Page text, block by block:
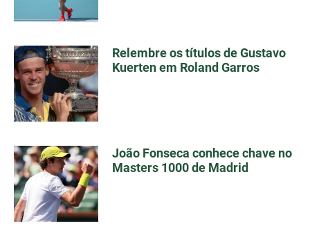
Relembre os títulos de Gustavo
Kuerten em Roland Garros
João Fonseca conhece chave no
Masters 1000 de Madrid